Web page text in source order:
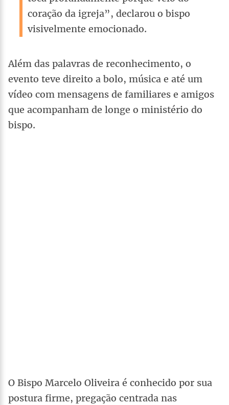
coração da igreja”, declarou o bispo
visivelmente emocionado.
Além das palavras de reconhecimento, o
evento teve direito a bolo, música e até um
vídeo com mensagens de familiares e amigos
que acompanham de longe o ministério do
bispo.
O Bispo Marcelo Oliveira é conhecido por sua
postura firme, pregação centrada nas